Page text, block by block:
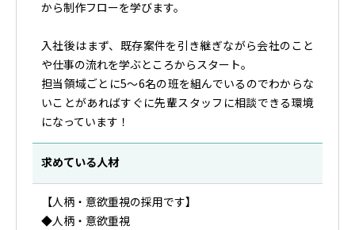
から制作フローを学びます。
入社後はまず、既存案件を引き継ぎながら会社のこと
や仕事の流れを学ぶところからスタート。
担当領域ごとに5～6名の班を組んでいるのでわからな
いことがあればすぐに先輩スタッフに相談できる環境
になっています！
求めている人材
【人柄・意欲重視の採用です】
◆人柄・意欲重視